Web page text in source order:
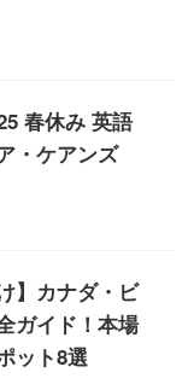
春休み 英語
・ケアンズ
】カナダ・ビ
ガイド！本場
ット8選